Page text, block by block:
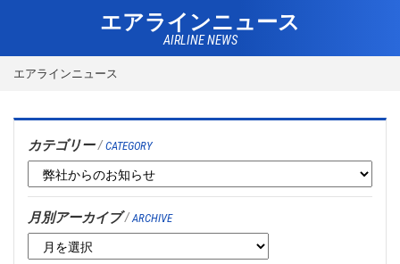
エアラインニュース
AIRLINE NEWS
エアラインニュース
カテゴリー/ CATEGORY
月別アーカイブ/ ARCHIVE